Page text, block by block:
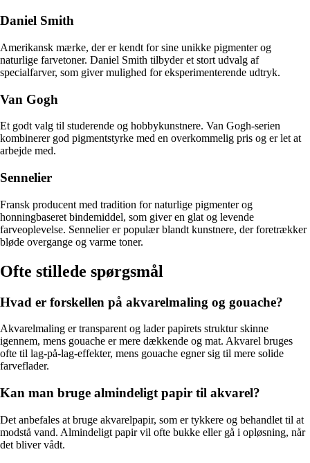
Daniel Smith
Amerikansk mærke, der er kendt for sine unikke pigmenter og
naturlige farvetoner. Daniel Smith tilbyder et stort udvalg af
specialfarver, som giver mulighed for eksperimenterende udtryk.
Van Gogh
Et godt valg til studerende og hobbykunstnere. Van Gogh-serien
kombinerer god pigmentstyrke med en overkommelig pris og er let at
arbejde med.
Sennelier
Fransk producent med tradition for naturlige pigmenter og
honningbaseret bindemiddel, som giver en glat og levende
farveoplevelse. Sennelier er populær blandt kunstnere, der foretrækker
bløde overgange og varme toner.
Ofte stillede spørgsmål
Hvad er forskellen på akvarelmaling og gouache?
Akvarelmaling er transparent og lader papirets struktur skinne
igennem, mens gouache er mere dækkende og mat. Akvarel bruges
ofte til lag-på-lag-effekter, mens gouache egner sig til mere solide
farveflader.
Kan man bruge almindeligt papir til akvarel?
Det anbefales at bruge akvarelpapir, som er tykkere og behandlet til at
modstå vand. Almindeligt papir vil ofte bukke eller gå i opløsning, når
det bliver vådt.